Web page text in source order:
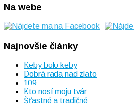
Na webe
Najnovšie články
Keby bolo keby
Dobrá rada nad zlato
109
Kto nosí moju tvár
Šťastné a tradičné